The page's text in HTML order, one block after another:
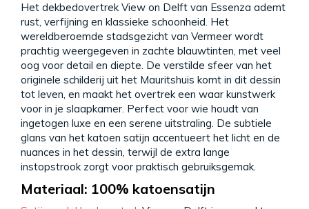
Het dekbedovertrek View on Delft van Essenza ademt
rust, verfijning en klassieke schoonheid. Het
wereldberoemde stadsgezicht van Vermeer wordt
prachtig weergegeven in zachte blauwtinten, met veel
oog voor detail en diepte. De verstilde sfeer van het
originele schilderij uit het Mauritshuis komt in dit dessin
tot leven, en maakt het overtrek een waar kunstwerk
voor in je slaapkamer. Perfect voor wie houdt van
ingetogen luxe en een serene uitstraling. De subtiele
glans van het katoen satijn accentueert het licht en de
nuances in het dessin, terwijl de extra lange
instopstrook zorgt voor praktisch gebruiksgemak.
Materiaal: 100% katoensatijn